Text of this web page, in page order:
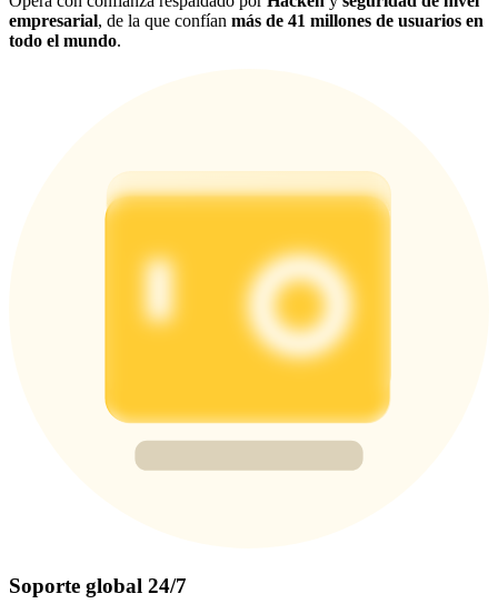
empresarial, de la que confían más de 41 millones de usuarios en
todo el mundo.
Soporte global 24/7